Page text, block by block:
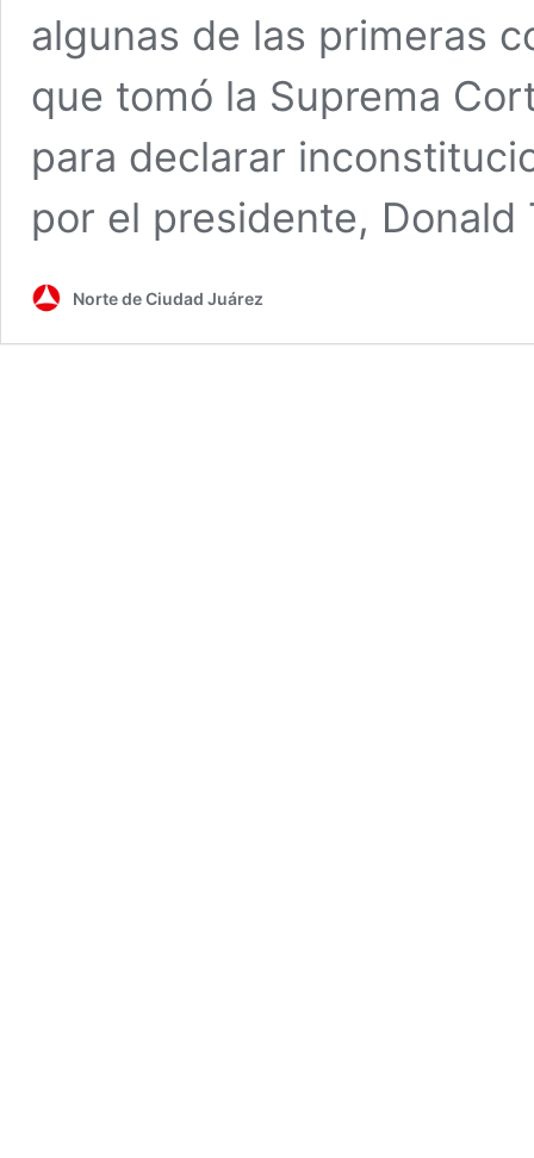
algunas de las primeras
que tomó la Suprema
para declarar
por el presidente,
Norte de Ciudad Juárez